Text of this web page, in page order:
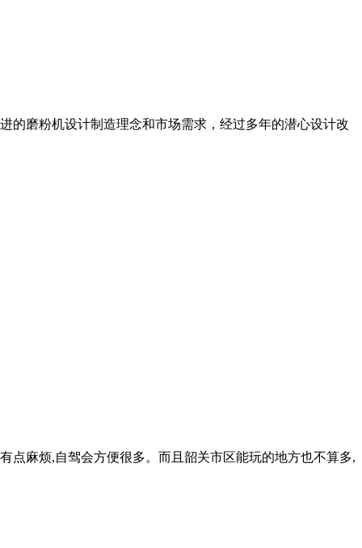
的磨粉机设计制造理念和市场需求，经过多年的潜心设计改
点麻烦,自驾会方便很多。而且韶关市区能玩的地方也不算多,